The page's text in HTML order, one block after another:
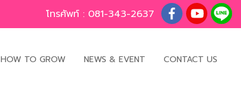
โทรศัพท์ : 081-343-2637
HOW TO GROW NEWS & EVENT CONTACT US